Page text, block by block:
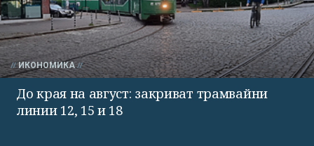
ИКОНОМИКА
До края на август: закриват трамвайни
линии 12, 15 и 18